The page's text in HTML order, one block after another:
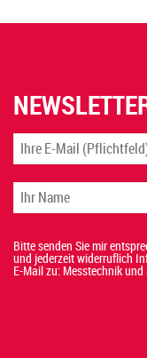
Bitte senden Sie mir
und jederzeit widerruflich
E-Mail zu: Messtechnik und